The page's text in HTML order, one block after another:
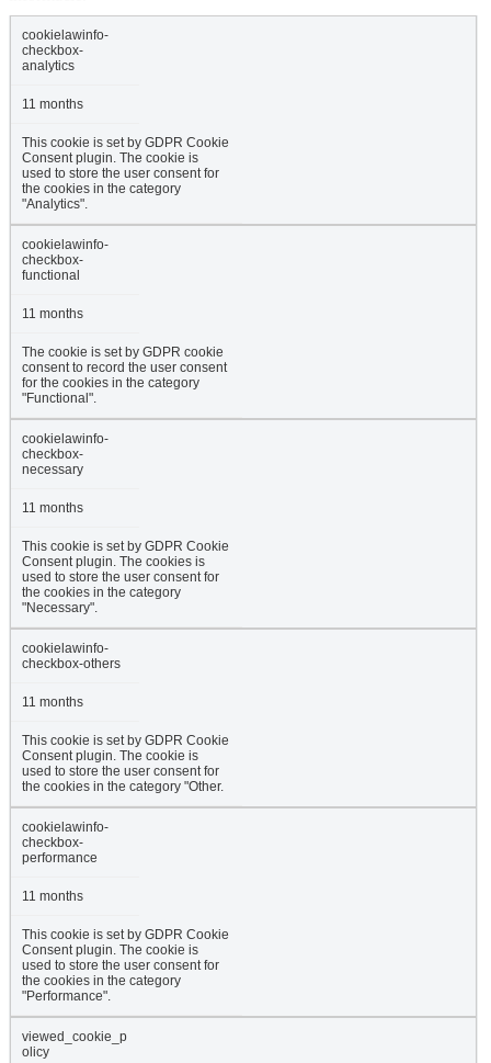
cookielawinfo-
checkbox-
analytics
11 months
This cookie is set by GDPR Cookie
Consent plugin. The cookie is
used to store the user consent for
the cookies in the category
"Analytics".
cookielawinfo-
checkbox-
functional
11 months
The cookie is set by GDPR cookie
consent to record the user consent
for the cookies in the category
"Functional".
cookielawinfo-
checkbox-
necessary
11 months
This cookie is set by GDPR Cookie
Consent plugin. The cookies is
used to store the user consent for
the cookies in the category
"Necessary".
cookielawinfo-
checkbox-others
11 months
This cookie is set by GDPR Cookie
Consent plugin. The cookie is
used to store the user consent for
the cookies in the category "Other.
cookielawinfo-
checkbox-
performance
11 months
This cookie is set by GDPR Cookie
Consent plugin. The cookie is
used to store the user consent for
the cookies in the category
"Performance".
viewed_cookie_p
olicy